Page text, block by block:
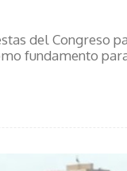
del Congreso
fundamento